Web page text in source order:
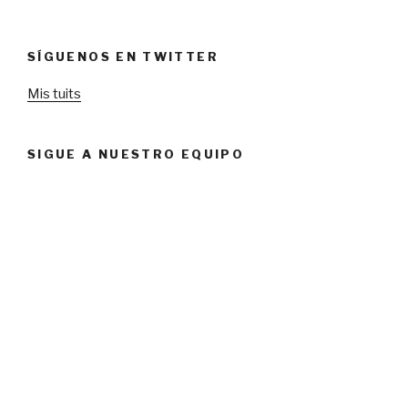
SÍGUENOS EN TWITTER
Mis tuits
SIGUE A NUESTRO EQUIPO